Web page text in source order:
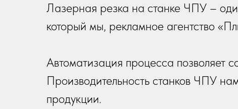
Лазерная резка на станке ЧПУ –
который мы, рекламное агентство
Автоматизация процесса позволяет
Производительность станков ЧПУ
продукции.